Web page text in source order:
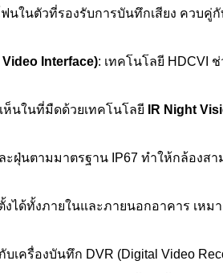
นในตัวที่รองรับการบันทึกเสียง ควบ
Interface): เทคโนโลยี HDCVI
ห็นในที่มืดด้วยเทคโนโลยี IR Night
ะฝุ่นตามมาตรฐาน IP67 ทำให้กล้อง
ได้ทั้งภายในและภายนอกอาคาร เห
บเครื่องบันทึก DVR (Digital Video